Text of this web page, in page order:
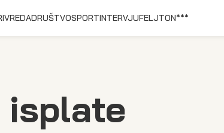
DRUŠTVOSPORTINTERVJUFELJTON***
isplate